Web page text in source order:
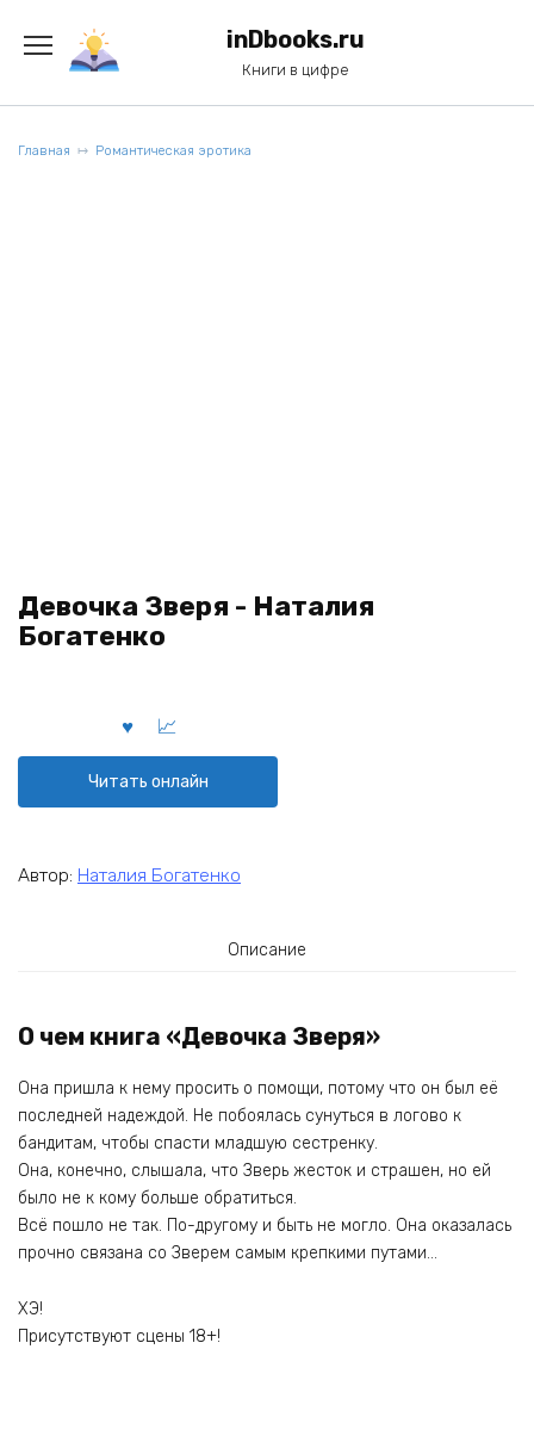
содержанию
inDbooks.ru
Книги в цифре
Главная Романтическая эротика
Девочка Зверя - Наталия
Богатенко
Читать онлайн
Автор: Наталия Богатенко
Описание
О чем книга «Девочка Зверя»
Она пришла к нему просить о помощи, потому что он был её
последней надеждой. Не побоялась сунуться в логово к
бандитам, чтобы спасти младшую сестренку.
Она, конечно, слышала, что Зверь жесток и страшен, но ей
было не к кому больше обратиться.
Всё пошло не так. По-другому и быть не могло. Она оказалась
прочно связана со Зверем самым крепкими путами…
ХЭ!
Присутствуют сцены 18+!